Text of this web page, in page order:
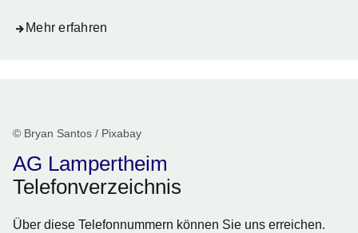
Mehr erfahren
© Bryan Santos / Pixabay
AG Lampertheim
Telefonverzeichnis
Über diese Telefonnummern können Sie uns erreichen.